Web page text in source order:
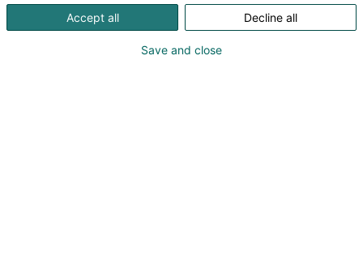
hallinnasta, tuotannon johtamisesta tai
tulevaisuuden haasteisiin varautumisesta.
Tarjoamme käyttöösi uusimman tiedon ja
Accept all Decline all
Save and close